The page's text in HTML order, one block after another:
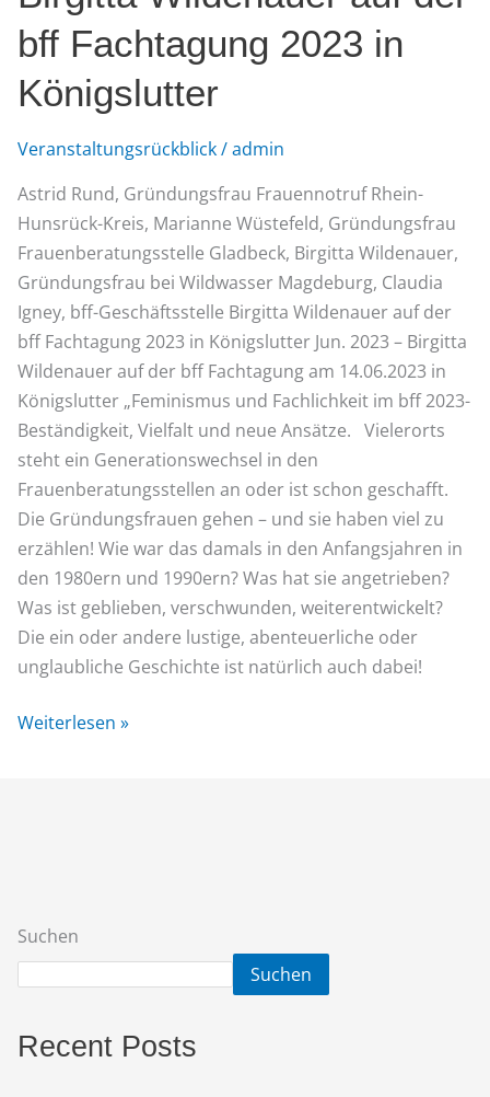
bff Fachtagung 2023 in
Königslutter
Veranstaltungsrückblick/admin
Astrid Rund, Gründungsfrau Frauennotruf Rhein-
Hunsrück-Kreis, Marianne Wüstefeld, Gründungsfrau
Frauenberatungsstelle Gladbeck, Birgitta Wildenauer,
Gründungsfrau bei Wildwasser Magdeburg, Claudia
Igney, bff-Geschäftsstelle Birgitta Wildenauer auf der
bff Fachtagung 2023 in Königslutter Jun. 2023 – Birgitta
Wildenauer auf der bff Fachtagung am 14.06.2023 in
Königslutter „Feminismus und Fachlichkeit im bff 2023-
Beständigkeit, Vielfalt und neue Ansätze. Vielerorts
steht ein Generationswechsel in den
Frauenberatungsstellen an oder ist schon geschafft.
Die Gründungsfrauen gehen – und sie haben viel zu
erzählen! Wie war das damals in den Anfangsjahren in
den 1980ern und 1990ern? Was hat sie angetrieben?
Was ist geblieben, verschwunden, weiterentwickelt?
Die ein oder andere lustige, abenteuerliche oder
unglaubliche Geschichte ist natürlich auch dabei!
auf
der
bff
Fachtagung
in
Königslutter
Weiterlesen »
Suchen
Suchen
Recent Posts